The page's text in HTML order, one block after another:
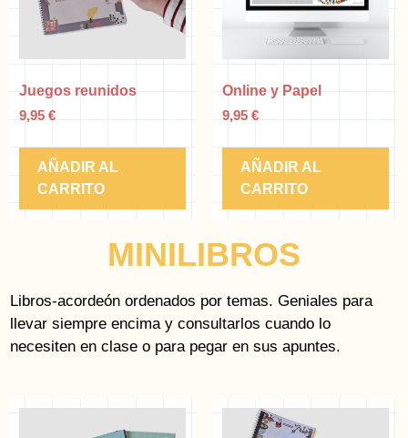
Juegos reunidos
9,95 €
AÑADIR AL
CARRITO
Online y Papel
9,95 €
AÑADIR AL
CARRITO
MINILIBROS
Libros-acordeón ordenados por temas. Geniales para
llevar siempre encima y consultarlos cuando lo
necesiten en clase o para pegar en sus apuntes.